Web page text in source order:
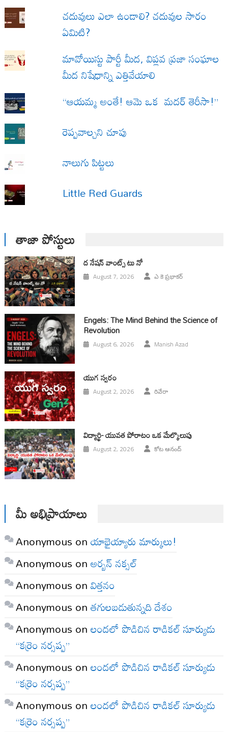
చదువులు ఎలా ఉండాలి? చదువుల సారం
ఏమిటి?
మావోయిస్టు పార్టీ మీద, విప్లవ ప్రజా సంఘాల
మీద నిషేధాన్ని ఎత్తివేయాలి
“ఆయమ్మ అంతే! ఆమె ఒక మదర్ తెరీసా!”
రెప్పవాల్చని చూపు
నాలుగు పిట్టలు
Little Red Guards
తాజా పోస్టులు
ద నేషన్ వాంట్స్ టు నో
August 7, 2026 ఎ కె ప్రభాకర్
Engels: The Mind Behind the Science of
Revolution
August 6, 2026 Manish Azad
యుగ స్వ‌రం
August 2, 2026 రివేరా
విద్యార్థి- యువత పోరాటం ఒక మేల్కొలుపు
August 2, 2026 కోట ఆనంద్
మీ అభిప్రాయాలు
Anonymous onయాభైయ్యారు మార్కులు!
Anonymous onఅర్బన్ నక్సల్
Anonymous onవిత్తనం
Anonymous onతగులబడుతున్నది దేశం
Anonymous onలందలో పొడిచిన రాడికల్ సూర్యుడు
“కర్రెం నర్సప్ప”
Anonymous onలందలో పొడిచిన రాడికల్ సూర్యుడు
“కర్రెం నర్సప్ప”
Anonymous onలందలో పొడిచిన రాడికల్ సూర్యుడు
“కర్రెం నర్సప్ప”